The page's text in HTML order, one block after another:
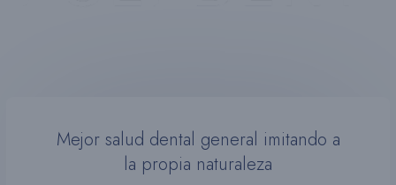
Mejor salud dental general imitando a
la propia naturaleza